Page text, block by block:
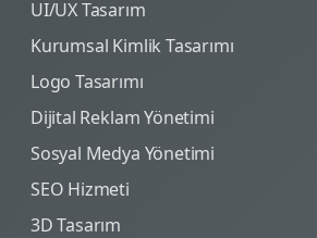
UI/UX Tasarım
Kurumsal Kimlik Tasarımı
Logo Tasarımı
Dijital Reklam Yönetimi
Sosyal Medya Yönetimi
SEO Hizmeti
3D Tasarım